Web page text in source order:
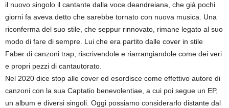
il nuovo singolo il cantante dalla voce deandreiana, che già pochi
giorni fa aveva detto che sarebbe tornato con nuova musica. Una
riconferma del suo stile, che seppur rinnovato, rimane legato al suo
modo di fare di sempre. Lui che era partito dalle cover in stile
Faber di canzoni trap, riscrivendole e riarrangiandole come dei veri
e propri pezzi di cantautorato.
Nel 2020 dice stop alle cover ed esordisce come effettivo autore di
canzoni con la sua Captatio benevolentiae, a cui poi segue un EP,
un album e diversi singoli. Oggi possiamo considerarlo distante dal